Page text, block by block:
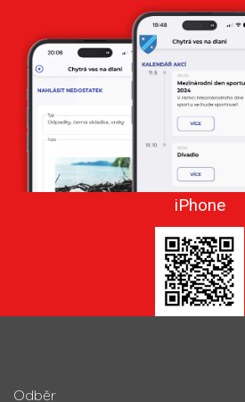
iPhone
Odběr